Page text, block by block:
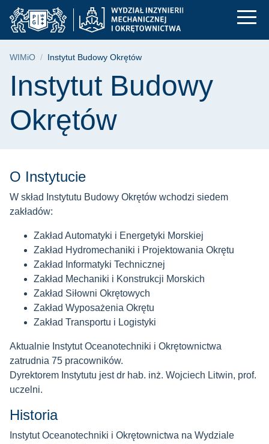
Przejdź
do
menu
Przejdź
do
wyszukiwarki
Przejdź
do
treści
Instytut Budowy
Ścieżka nawigacyjna
WIMiO Instytut Budowy Okrętów
Treść strony
Instytut Budowy
Okrętów
O Instytucie
W skład Instytutu Budowy Okrętów wchodzi siedem
zakładów:
Zakład Automatyki i Energetyki Morskiej
Zakład Hydromechaniki i Projektowania Okrętu
Zakład Informatyki Technicznej
Zakład Mechaniki i Konstrukcji Morskich
Zakład Siłowni Okrętowych
Zakład Wyposażenia Okrętu
Zakład Transportu i Logistyki
Aktualnie Instytut Oceanotechniki i Okrętownictwa
zatrudnia 75 pracowników.
Dyrektorem Instytutu jest dr hab. inż. Wojciech Litwin, prof.
uczelni.
Historia
Instytut Oceanotechniki i Okrętownictwa na Wydziale